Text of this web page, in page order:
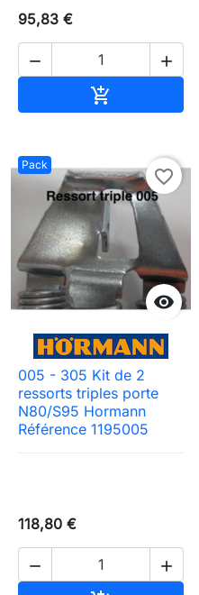
95,83 €
 

Pack

favorite_border
005 - 305 Kit de 2
ressorts triples porte
N80/S95 Hormann
Référence 1195005
118,80 €
 